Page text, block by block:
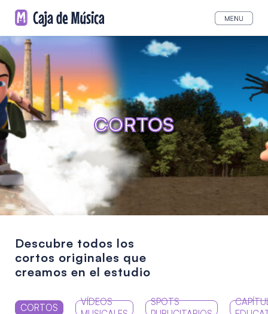
CORTOS
Descubre todos los
cortos originales que
creamos en el estudio
CORTOS
VÍDEOS
SPOTS